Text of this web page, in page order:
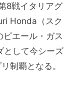
8戦イタリアグ
Honda（スク
エール・ガス
として今シーズ
制覇となる。